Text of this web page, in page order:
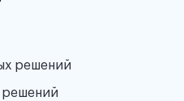
решений
решений